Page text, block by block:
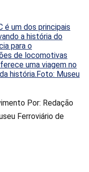
Por: Redação
Ferroviário de